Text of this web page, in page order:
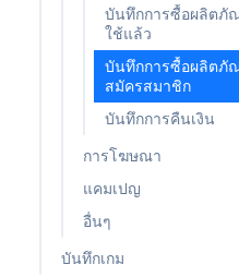
จัดการโฆษณา
จัดการรหัสผู้โฆษณา
รายงาน
การตั้งถิ่นฐานค่าใช้จ่ายโฆ
เกี่ยวกับการสร้างรายได้
การตั้งค่าการสร้างรายได้
รายงาน
การนับรายได้จากโฆษณา
บันทึกขั้นตอนการเ
ระบบของสมาชิก
บันทึกการถอนผู้ใช้
บันทึกการติดตั้งและ
อัปเดตแอป
บันทึกการเข้าถึงพร้
บันทึกการซื้อผลิตภั
ใช้แล้ว
บันทึกการซื้อผลิตภั
สมัครสมาชิก
บันทึกการคืนเงิน
การโฆษณา
บันทึกการโฆษณา
บันทึกการดูโฆษณา
แคมเปญ
บันทึกแคมเปญ
บันทึกเฉพาะ
อื่นๆ
pub_device_info
บันทึกเกม